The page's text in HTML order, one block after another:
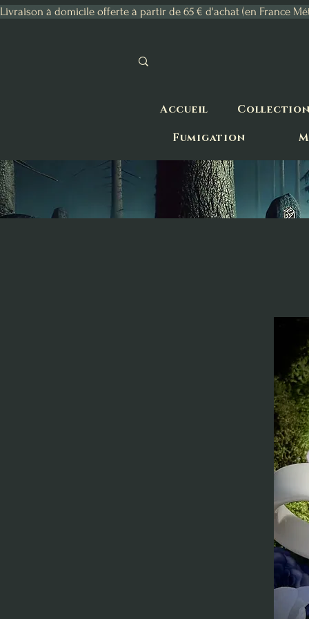
Livraison à domicile offerte à partir de 65 € d'achat (en France
Accueil
Collection
Fumigation